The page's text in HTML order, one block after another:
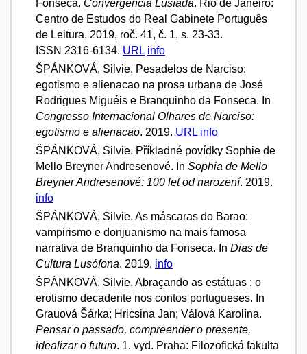
Fonseca. Convergência Lusíada. Rio de Janeiro:
Centro de Estudos do Real Gabinete Português
de Leitura, 2019, roč. 41, č. 1, s. 23-33.
ISSN 2316-6134. URL info
ŠPÁNKOVÁ, Silvie. Pesadelos de Narciso:
egotismo e alienacao na prosa urbana de José
Rodrigues Miguéis e Branquinho da Fonseca. In
Congresso Internacional Olhares de Narciso:
egotismo e alienacao. 2019. URL info
ŠPÁNKOVÁ, Silvie. Příkladné povídky Sophie de
Mello Breyner Andresenové. In Sophia de Mello
Breyner Andresenové: 100 let od narození. 2019.
info
ŠPÁNKOVÁ, Silvie. As máscaras do Barao:
vampirismo e donjuanismo na mais famosa
narrativa de Branquinho da Fonseca. In Dias de
Cultura Lusófona. 2019. info
ŠPÁNKOVÁ, Silvie. Abraçando as estátuas : o
erotismo decadente nos contos portugueses. In
Grauová Šárka; Hricsina Jan; Válová Karolína.
Pensar o passado, compreender o presente,
idealizar o futuro. 1. vyd. Praha: Filozofická fakulta